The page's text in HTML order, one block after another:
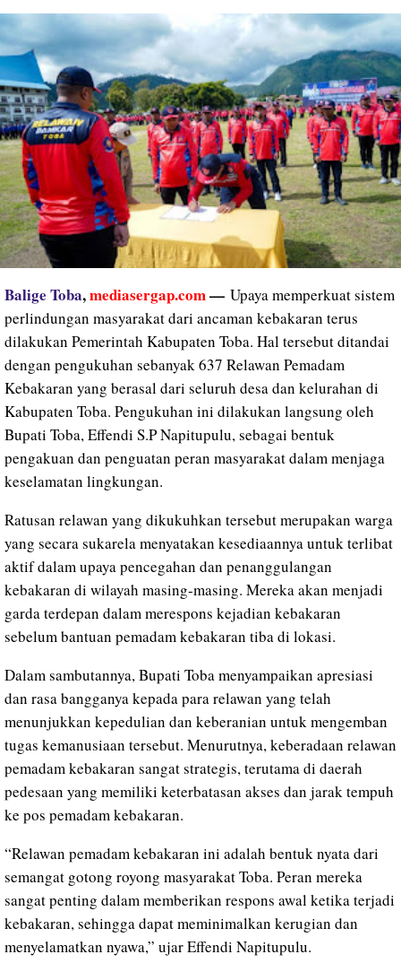
Balige Toba,mediasergap.com— Upaya memperkuat sistem
perlindungan masyarakat dari ancaman kebakaran terus
dilakukan Pemerintah Kabupaten Toba. Hal tersebut ditandai
dengan pengukuhan sebanyak 637 Relawan Pemadam
Kebakaran yang berasal dari seluruh desa dan kelurahan di
Kabupaten Toba. Pengukuhan ini dilakukan langsung oleh
Bupati Toba, Effendi S.P Napitupulu, sebagai bentuk
pengakuan dan penguatan peran masyarakat dalam menjaga
keselamatan lingkungan.
Ratusan relawan yang dikukuhkan tersebut merupakan warga
yang secara sukarela menyatakan kesediaannya untuk terlibat
aktif dalam upaya pencegahan dan penanggulangan
kebakaran di wilayah masing-masing. Mereka akan menjadi
garda terdepan dalam merespons kejadian kebakaran
sebelum bantuan pemadam kebakaran tiba di lokasi.
Dalam sambutannya, Bupati Toba menyampaikan apresiasi
dan rasa bangganya kepada para relawan yang telah
menunjukkan kepedulian dan keberanian untuk mengemban
tugas kemanusiaan tersebut. Menurutnya, keberadaan relawan
pemadam kebakaran sangat strategis, terutama di daerah
pedesaan yang memiliki keterbatasan akses dan jarak tempuh
ke pos pemadam kebakaran.
“Relawan pemadam kebakaran ini adalah bentuk nyata dari
semangat gotong royong masyarakat Toba. Peran mereka
sangat penting dalam memberikan respons awal ketika terjadi
kebakaran, sehingga dapat meminimalkan kerugian dan
menyelamatkan nyawa,” ujar Effendi Napitupulu.